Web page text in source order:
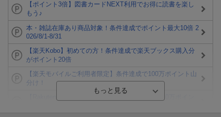
【ポイント3倍】図書カードNEXT利用でお得に読書を楽し
もう♪
本・雑誌在庫あり商品対象！条件達成でポイント最大10倍 2
026/8/1-8/31
【楽天Kobo】初めての方！条件達成で楽天ブックス購入分
がポイント20倍
【楽天モバイルご利用者限定】条件達成で100万ポイント山
分け！